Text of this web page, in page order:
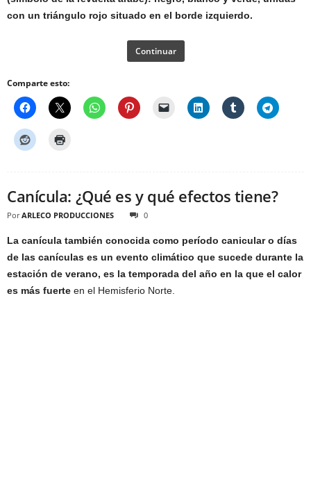
con un triángulo rojo situado en el borde izquierdo.
Continuar
Comparte esto:
Canícula: ¿Qué es y qué efectos tiene?
Por ARLECO PRODUCCIONES 0
La canícula también conocida como período canicular o días
de las canículas es un evento climático que sucede durante la
estación de verano, es la temporada del año en la que el calor
es más fuerte en el Hemisferio Norte.